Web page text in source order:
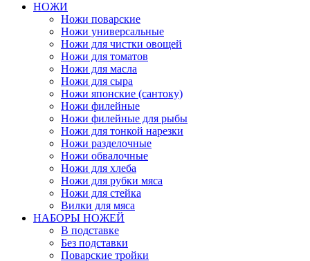
НОЖИ
Ножи поварские
Ножи универсальные
Ножи для чистки овощей
Ножи для томатов
Ножи для масла
Ножи для сыра
Ножи японские (сантоку)
Ножи филейные
Ножи филейные для рыбы
Ножи для тонкой нарезки
Ножи разделочные
Ножи обвалочные
Ножи для хлеба
Ножи для рубки мяса
Ножи для стейка
Вилки для мяса
НАБОРЫ НОЖЕЙ
В подставке
Без подставки
Поварские тройки